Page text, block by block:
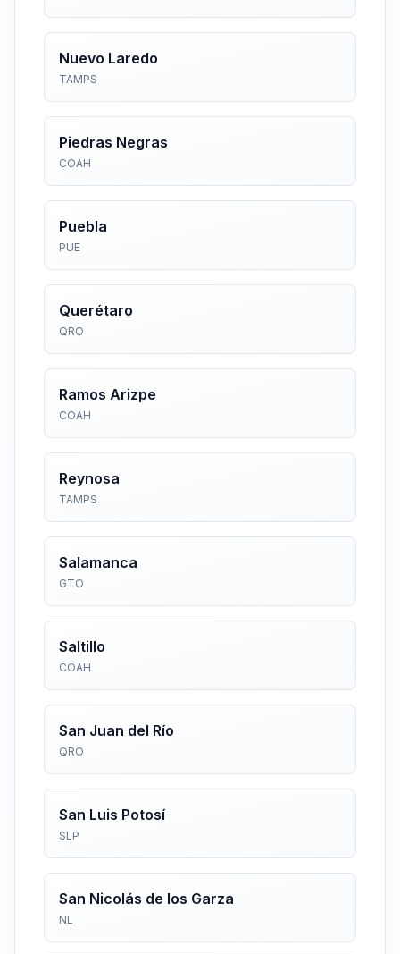
Nuevo Laredo
TAMPS
Piedras Negras
COAH
Puebla
PUE
Querétaro
QRO
Ramos Arizpe
COAH
Reynosa
TAMPS
Salamanca
GTO
Saltillo
COAH
San Juan del Río
QRO
San Luis Potosí
SLP
San Nicolás de los Garza
NL